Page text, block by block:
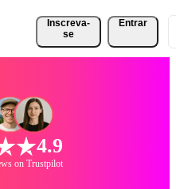
Inscreva-
se
Entrar
4.9
on Trustpilot